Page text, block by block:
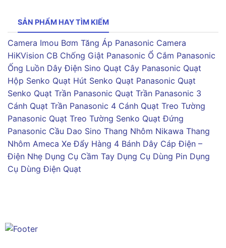
SẢN PHẨM HAY TÌM KIẾM
Camera Imou Bơm Tăng Áp Panasonic Camera
HiKVision CB Chống Giật Panasonic Ổ Cắm Panasonic
Ống Luồn Dây Điện Sino Quạt Cây Panasonic Quạt
Hộp Senko Quạt Hút Senko Quạt Panasonic Quạt
Senko Quạt Trần Panasonic Quạt Trần Panasonic 3
Cánh Quạt Trần Panasonic 4 Cánh Quạt Treo Tường
Panasonic Quạt Treo Tường Senko Quạt Đứng
Panasonic Cầu Dao Sino Thang Nhôm Nikawa Thang
Nhôm Ameca Xe Đẩy Hàng 4 Bánh Dây Cáp Điện –
Điện Nhẹ Dụng Cụ Cầm Tay Dụng Cụ Dùng Pin Dụng
Cụ Dùng Điện Quạt